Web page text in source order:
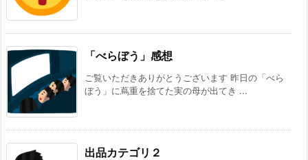
「べらぼう」感想
ご覧いただきありがとうございます 昨日の「べら
ぼう」に蔦重を捨てた実の母が出てき ...
出品カテゴリ２